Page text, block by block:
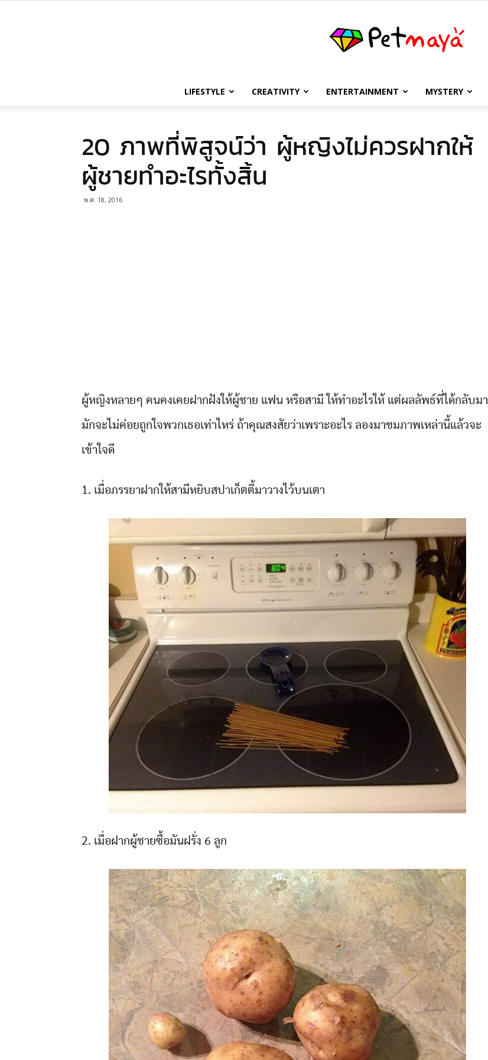
เพชร
LIFESTYLE CREATIVITY ENTERTAINMENT MYSTERY
20 ภาพที่พิสูจน์ว่า ผู้หญิงไม่ควรฝากให้
ผู้ชายทำอะไรทั้งสิ้น
พ.ค. 18, 2016
ผู้หญิงหลายๆ คนคงเคยฝากฝังให้ผู้ชาย แฟน หรือสามี ให้ทำอะไรให้ แต่ผลลัพธ์ที่ได้กลับมา
มักจะไม่ค่อยถูกใจพวกเธอเท่าไหร่ ถ้าคุณสงสัยว่าเพราะอะไร ลองมาชมภาพเหล่านี้แล้วจะ
เข้าใจดี
1. เมื่อภรรยาฝากให้สามีหยิบสปาเก็ตตี้มาวางไว้บนเตา
2. เมื่อฝากผู้ชายซื้อมันฝรั่ง 6 ลูก